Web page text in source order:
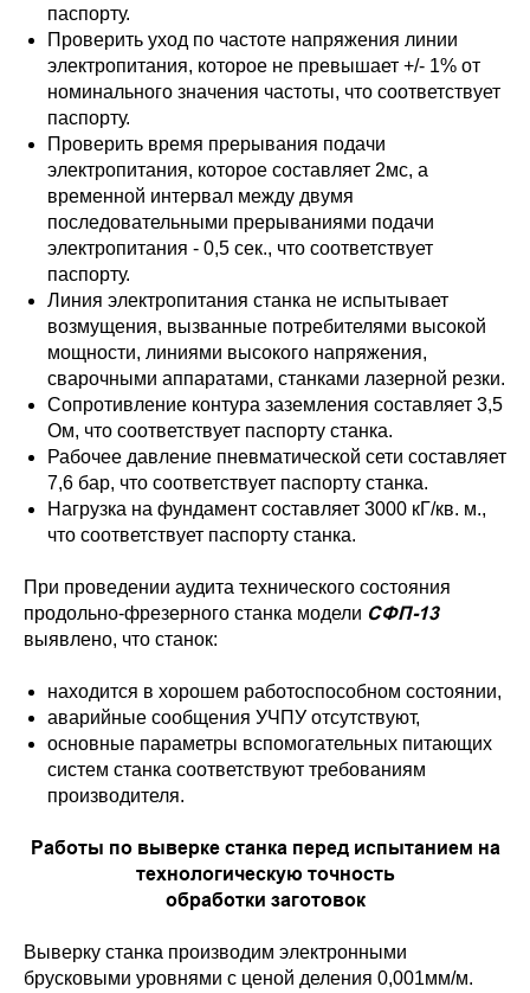
паспорту.
Проверить уход по частоте напряжения линии
электропитания, которое не превышает +/- 1% от
номинального значения частоты, что соответствует
паспорту.
Проверить время прерывания подачи
электропитания, которое составляет 2мс, а
временной интервал между двумя
последовательными прерываниями подачи
электропитания - 0,5 сек., что соответствует
паспорту.
Линия электропитания станка не испытывает
возмущения, вызванные потребителями высокой
мощности, линиями высокого напряжения,
сварочными аппаратами, станками лазерной резки.
Сопротивление контура заземления составляет 3,5
Ом, что соответствует паспорту станка.
Рабочее давление пневматической сети составляет
7,6 бар, что соответствует паспорту станка.
Нагрузка на фундамент составляет 3000 кГ/кв. м.,
что соответствует паспорту станка.
При проведении аудита технического состояния
продольно-фрезерного станка модели СФП-13
выявлено, что станок:
находится в хорошем работоспособном состоянии,
аварийные сообщения УЧПУ отсутствуют,
основные параметры вспомогательных питающих
систем станка соответствуют требованиям
производителя.
Работы по выверке станка перед испытанием на
технологическую точность
обработки заготовок
Выверку станка производим электронными
брусковыми уровнями с ценой деления 0,001мм/м.